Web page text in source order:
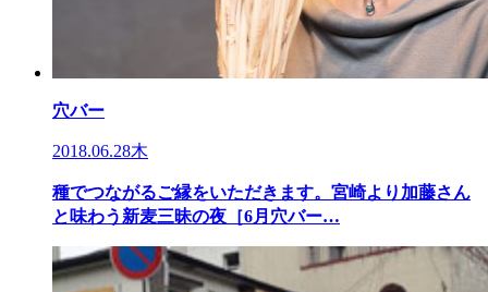
穴バー
2018.06.28木
種でつながるご縁をいただきます。宮崎より加藤さん
と味わう新麦三昧の夜［6月穴バー…